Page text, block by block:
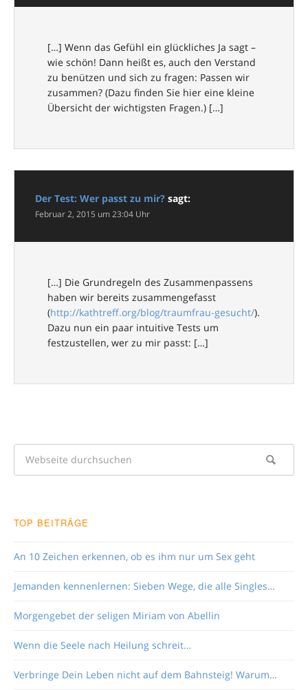
[…] Wenn das Gefühl ein glückliches Ja sagt –
wie schön! Dann heißt es, auch den Verstand
zu benützen und sich zu fragen: Passen wir
zusammen? (Dazu finden Sie hier eine kleine
Übersicht der wichtigsten Fragen.) […]
Der Test: Wer passt zu mir? sagt:
Februar 2, 2015 um 23:04 Uhr
[…] Die Grundregeln des Zusammenpassens
haben wir bereits zusammengefasst
(http://kathtreff.org/blog/traumfrau-gesucht/).
Dazu nun ein paar intuitive Tests um
festzustellen, wer zu mir passt: […]
TOP BEITRÄGE
An 10 Zeichen erkennen, ob es ihm nur um Sex geht
Jemanden kennenlernen: Sieben Wege, die alle Singles…
Morgengebet der seligen Miriam von Abellin
Wenn die Seele nach Heilung schreit…
Verbringe Dein Leben nicht auf dem Bahnsteig! Warum…